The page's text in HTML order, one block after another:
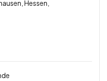
Hessen,